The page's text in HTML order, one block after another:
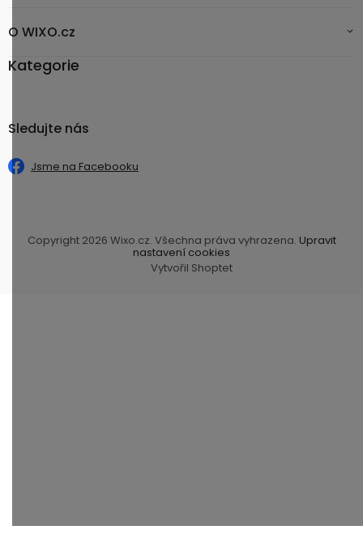
O WIXO.cz
Kategorie
Sledujte nás
Jsme na Facebooku
Vytvořil Shoptet
Copyright 2026 Wixo.cz. Všechna práva vyhrazena. Upravit
nastavení cookies